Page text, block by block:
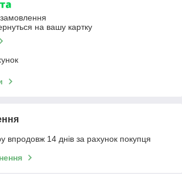
на вашу картку
впродовж 14 днів за рахунок покупця